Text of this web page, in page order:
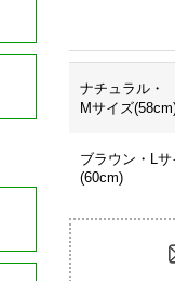
ナチュラル・
Mサイズ
ブラウン・Lサ
(60cm)